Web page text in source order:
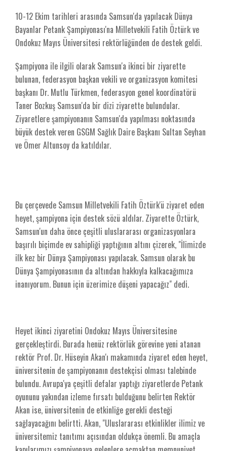
10-12 Ekim tarihleri arasında Samsun'da yapılacak Dünya
Bayanlar Petank Şampiyonası'na Milletvekili Fatih Öztürk ve
Ondokuz Mayıs Üniversitesi rektörlüğünden de destek geldi.
Şampiyona ile ilgili olarak Samsun'a ikinci bir ziyarette
bulunan, federasyon başkan vekili ve organizasyon komitesi
başkanı Dr. Mutlu Türkmen, federasyon genel koordinatörü
Taner Bozkuş Samsun'da bir dizi ziyarette bulundular.
Ziyaretlere şampiyonanın Samsun'da yapılması noktasında
büyük destek veren GSGM Sağlık Daire Başkanı Sultan Seyhan
ve Ömer Altunsoy da katıldılar.
Bu çerçevede Samsun Milletvekili Fatih Öztürk'ü ziyaret eden
heyet, şampiyona için destek sözü aldılar. Ziyarette Öztürk,
Samsun'un daha önce çeşitli uluslararası organizasyonlara
başırılı biçimde ev sahipliği yaptığının altını çizerek, "İlimizde
ilk kez bir Dünya Şampiyonası yapılacak. Samsun olarak bu
Dünya Şampiyonasının da altından hakkıyla kalkacağımıza
inanıyorum. Bunun için üzerimize düşeni yapacağız" dedi.
Heyet ikinci ziyaretini Ondokuz Mayıs Üniversitesine
gerçekleştirdi. Burada henüz rektörlük görevine yeni atanan
rektör Prof. Dr. Hüseyin Akan'ı makamında ziyaret eden heyet,
üniversitenin de şampiyonanın destekçisi olması talebinde
bulundu. Avrupa'ya çeşitli defalar yaptığı ziyaretlerde Petank
oyununu yakından izleme fırsatı bulduğunu belirten Rektör
Akan ise, üniversitenin de etkinliğe gerekli desteği
sağlayacağını belirtti. Akan, "Uluslararası etkinlikler ilimiz ve
üniversitemiz tanıtımı açısından oldukça önemli. Bu amaçla